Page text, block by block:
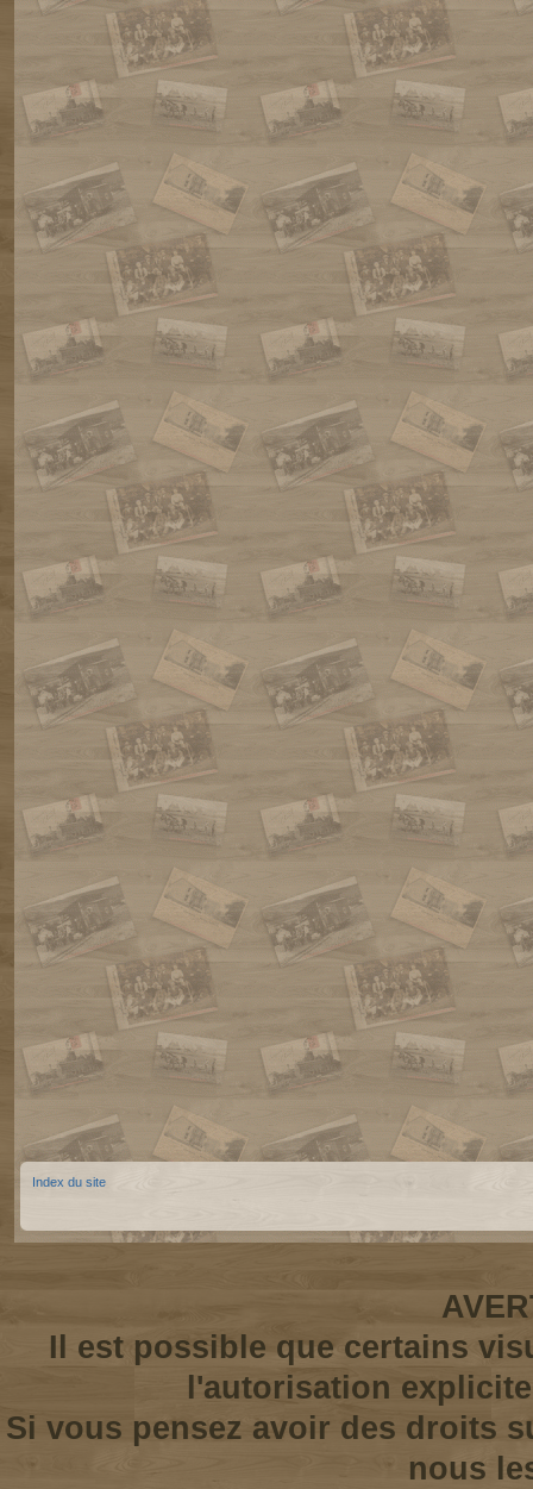
Index du site
Il est possible que certains
l'autorisation
Si vous pensez avoir des droits
nous